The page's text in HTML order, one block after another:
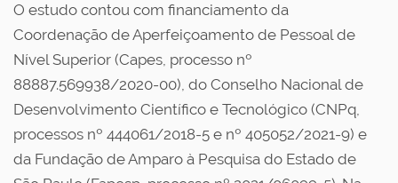
O estudo contou com financiamento da
Coordenação de Aperfeiçoamento de Pessoal de
Nível Superior (Capes, processo nº
88887.569938/2020-00), do Conselho Nacional de
Desenvolvimento Científico e Tecnológico (CNPq,
processos nº 444061/2018-5 e nº 405052/2021-9) e
da Fundação de Amparo à Pesquisa do Estado de